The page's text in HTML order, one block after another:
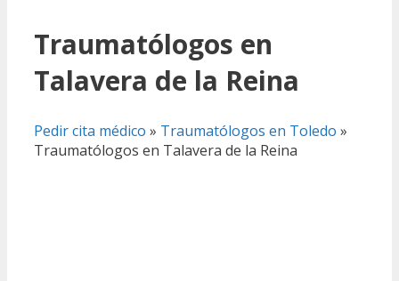
Traumatólogos en
Talavera de la Reina
Pedir cita médico » Traumatólogos en Toledo »
Traumatólogos en Talavera de la Reina